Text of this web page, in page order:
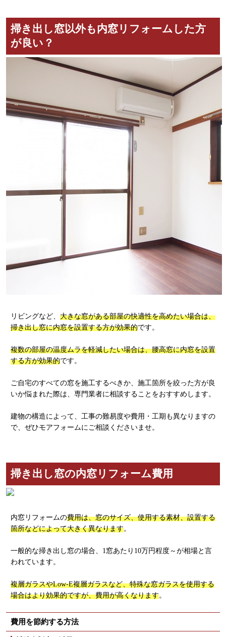
掃き出し窓以外も内窓リフォームした方
が良い？
リビングなど、 大きな窓がある部屋の快適性を高めたい場合は、
掃き出し窓に内窓を設置する方が効果的です。
複数の部屋の温度ムラを軽減したい場合は、腰高窓に内窓を設置
する方が効果的です。
ご自宅のすべての窓を施工するべきか、施工箇所を絞った方が良
いか悩まれた際は、専門業者に相談することをおすすめします。
建物の構造によって、工事の難易度や費用・工期も異なりますの
で、ぜひモアフォームにご相談くださいませ。
掃き出し窓の内窓リフォーム費用
内窓リフォームの費用は、窓のサイズ、使用する素材、設置する
箇所などによって大きく異なります。
一般的な掃き出し窓の場合、1窓あたり10万円程度～が相場と言
われています。
複層ガラスやLow-E複層ガラスなど、特殊な窓ガラスを使用する
場合はより効果的ですが、費用が高くなります。
費用を節約する方法